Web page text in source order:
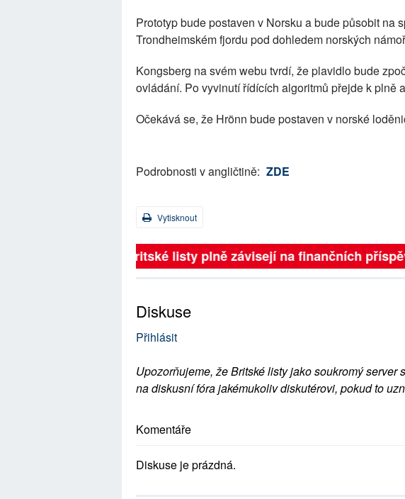
Prototyp bude postaven v Norsku a bude působit na
Trondheimském fjordu pod dohledem norských
Kongsberg na svém webu tvrdí, že plavidlo bude
ovládání. Po vyvinutí řídících algoritmů přejde k plně
Očekává se, že Hrönn bude postaven v norské
Podrobnosti v angličtině: ZDE
Vytisknout
Britské listy plně závisejí na finančních
Diskuse
Přihlásit
Upozorňujeme, že Britské listy jako soukromý server
na diskusní fóra jakémukoliv diskutérovi, pokud to
Komentáře
Diskuse je prázdná.